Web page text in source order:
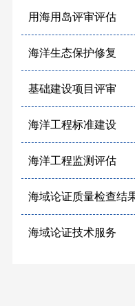
用海用岛评审评估
海洋生态保护修复
基础建设项目评审
海洋工程标准建设
海洋工程监测评估
海域论证质量检查结
海域论证技术服务